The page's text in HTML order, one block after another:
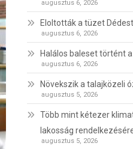
augusztus 6, 2026
Eloltották a tüzet
augusztus 6, 2026
Halálos baleset történt
augusztus 6, 2026
Növekszik a talajközeli
augusztus 5, 2026
Több mint kétezer
lakosság
augusztus 5, 2026